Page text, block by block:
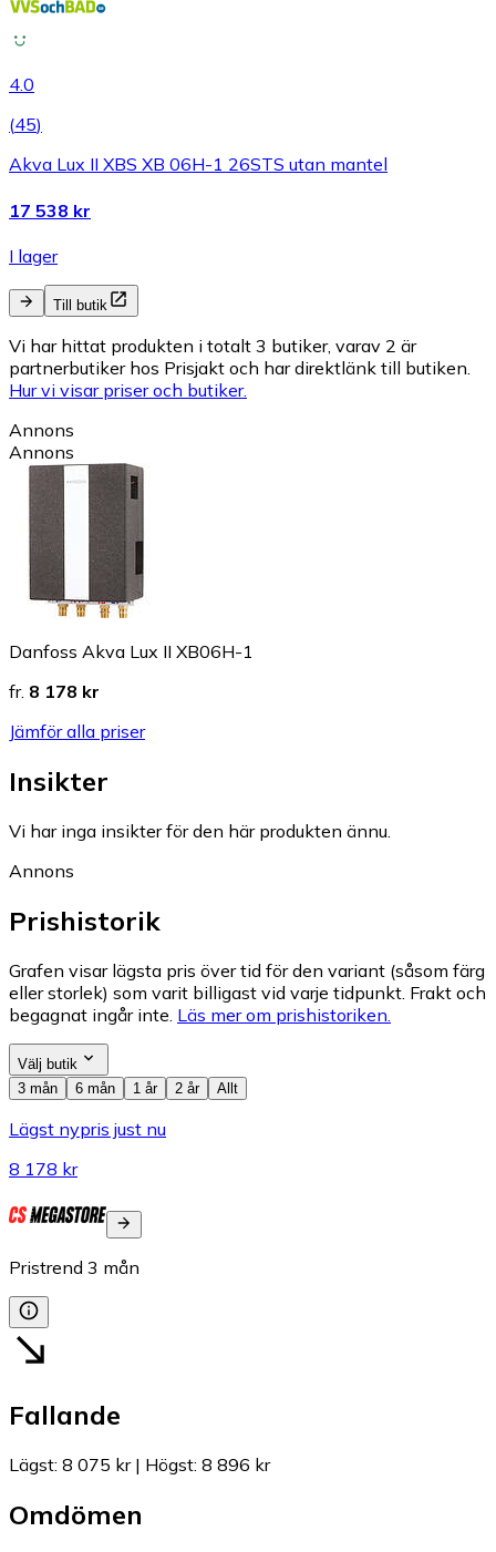
4.0
(45)
Akva Lux II XBS XB 06H-1 26STS utan mantel
17 538 kr
I lager
Till butik
Vi har hittat produkten i totalt 3 butiker, varav 2 är
partnerbutiker hos Prisjakt och har direktlänk till butiken.
Hur vi visar priser och butiker.
Annons
Annons
Danfoss Akva Lux II XB06H-1
fr. 8 178 kr
Jämför alla priser
Insikter
Vi har inga insikter för den här produkten ännu.
Annons
Prishistorik
Grafen visar lägsta pris över tid för den variant (såsom färg
eller storlek) som varit billigast vid varje tidpunkt. Frakt och
begagnat ingår inte. Läs mer om prishistoriken.
Välj butik
3 mån
6 mån 1 år 2 år Allt
Lägst nypris just nu
8 178 kr
Pristrend 3 mån
Fallande
Lägst: 8 075 kr| Högst: 8 896 kr
Omdömen